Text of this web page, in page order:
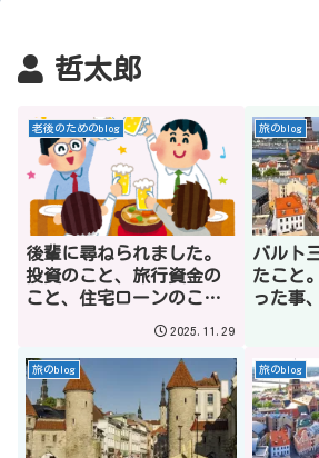
哲太郎
老後のためのblog
後輩に尋ねられました。
投資のこと、旅行資金の
こと、住宅ローンのこ
と、無料で車を買う方
2025.11.29
旅のblog
バルト
たこと
った事
旅のblog 旅のblog